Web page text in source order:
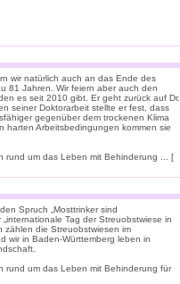
wir natürlich auch an das Ende des
81 Jahren. Wir feiern aber auch den
es seit 2010 gibt. Er geht zurück auf Dr.
seiner Doktorarbeit stellte er fest, dass
gegenüber dem trockenen Klima
harten Arbeitsbedingungen kommen sie
rund um das Leben mit Behinderung ... [
Spruch „Mosttrinker sind
Tag der Streuobstwiese in
zählen die Streuobstwiesen im
wir in Baden-Württemberg leben in
rund um das Leben mit Behinderung für